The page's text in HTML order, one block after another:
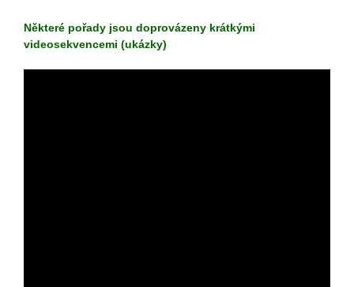
Některé pořady jsou doprovázeny krátkými
videosekvencemi (ukázky)